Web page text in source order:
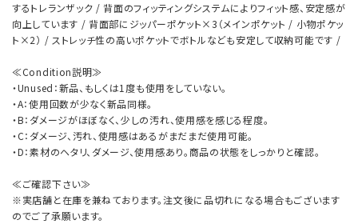
するトレランザック / 背面のフィッティングシステムによりフィット感、安定感が
向上しています / 背面部にジッパーポケット×3（メインポケット / 小物ポケッ
ト×2） / ストレッチ性の高いポケットでボトルなども安定して収納可能です /
≪Condition説明≫
・Unused：新品、もしくは1度も使用をしていない。
・A：使用回数が少なく新品同様。
・B：ダメージがほぼなく、少しの汚れ、使用感を感じる程度。
・C：ダメージ、汚れ、使用感はあるがまだまだ使用可能。
・D：素材のヘタリ、ダメージ、使用感あり。商品の状態をしっかりと確認。
≪ご確認下さい≫
※実店舗と在庫を兼ねております。注文後に品切れになる場合もございます
のでご了承願います。